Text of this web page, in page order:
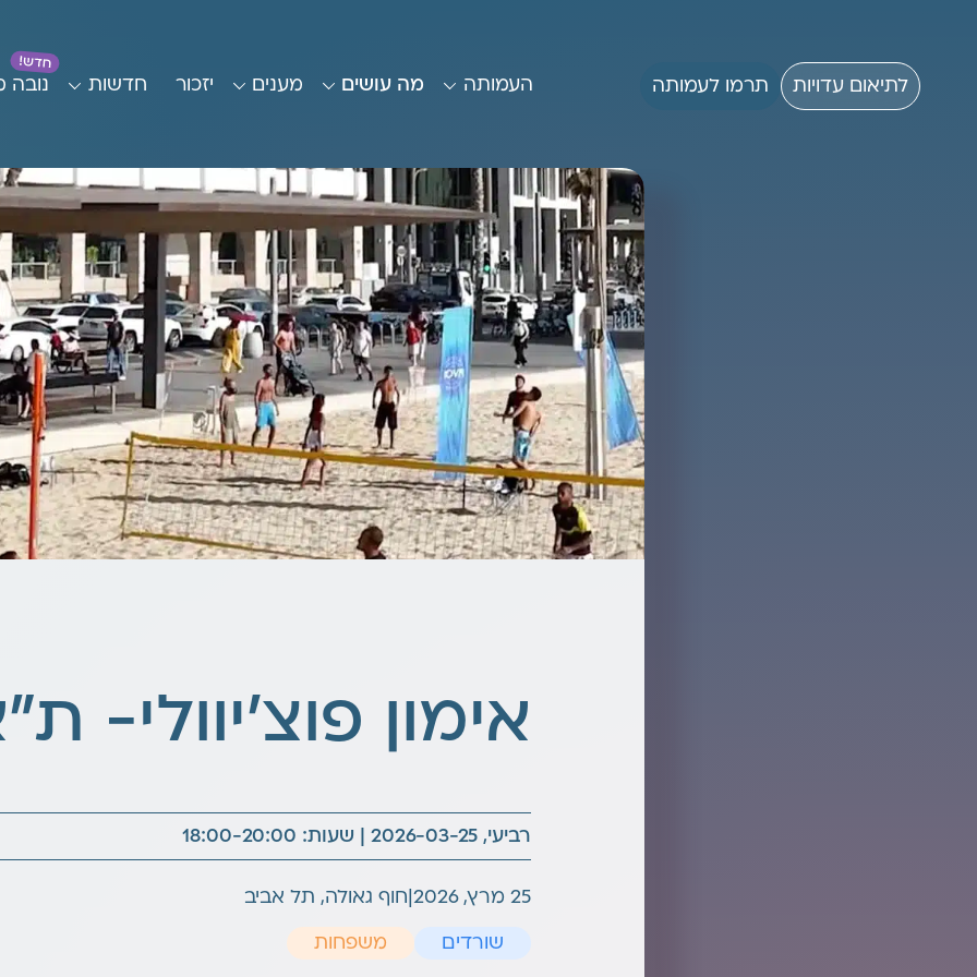
לתיאום עדויות תרמו לעמותה העמותה מה עושים מענים יזכור חדשות
אימון פוצ'יוולי-
רביעי, 2026-03-25 | שעות: 18:00-20:00
25 מרץ, 2026 |חוף גאולה, תל אביב
שורדים
משפחות